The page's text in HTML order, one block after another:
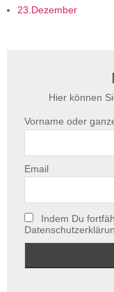
23.Dezember
Hier können
Vorname oder
Email
Indem Du